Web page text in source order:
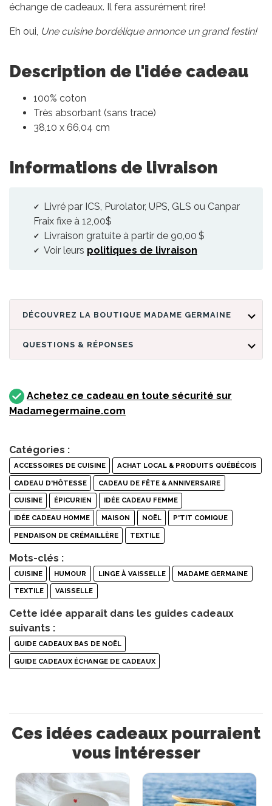
échange de cadeaux. Il fera assurément rire!
Eh oui, Une cuisine bordélique annonce un grand festin!
Description de l'idée cadeau
100% coton
Très absorbant (sans trace)
38,10 x 66,04 cm
Informations de livraison
Livré par ICS, Purolator, UPS, GLS ou Canpar
Fraix fixe à 12,00$
Livraison gratuite à partir de 90,00 $
Voir leurs politiques de livraison
DÉCOUVREZ LA BOUTIQUE MADAME GERMAINE
QUESTIONS & RÉPONSES
Achetez ce cadeau en toute sécurité sur
Madamegermaine.com
Catégories :
ACCESSOIRES DE CUISINE ACHAT LOCAL & PRODUITS QUÉBÉCOIS
CADEAU D'HÔTESSE CADEAU DE FÊTE & ANNIVERSAIRE
CUISINE ÉPICURIEN IDÉE CADEAU FEMME
IDÉE CADEAU HOMME MAISON NOËL P'TIT COMIQUE
PENDAISON DE CRÉMAILLÈRE TEXTILE
Mots-clés :
CUISINE HUMOUR LINGE À VAISSELLE MADAME GERMAINE
TEXTILE VAISSELLE
Cette idée apparaît dans les guides cadeaux
suivants :
GUIDE CADEAUX BAS DE NOËL
GUIDE CADEAUX ÉCHANGE DE CADEAUX
Ces idées cadeaux pourraient
vous intéresser